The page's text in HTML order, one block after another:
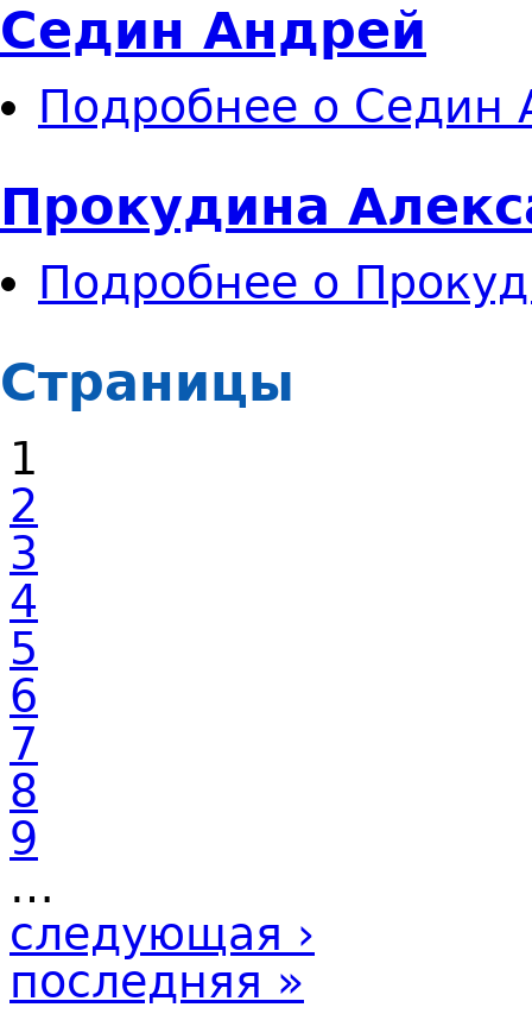
Седин Андрей
Подробнее о Седин
Прокудина
Подробнее о
Страницы
1
2
3
4
5
6
7
8
9
…
следующая ›
последняя »